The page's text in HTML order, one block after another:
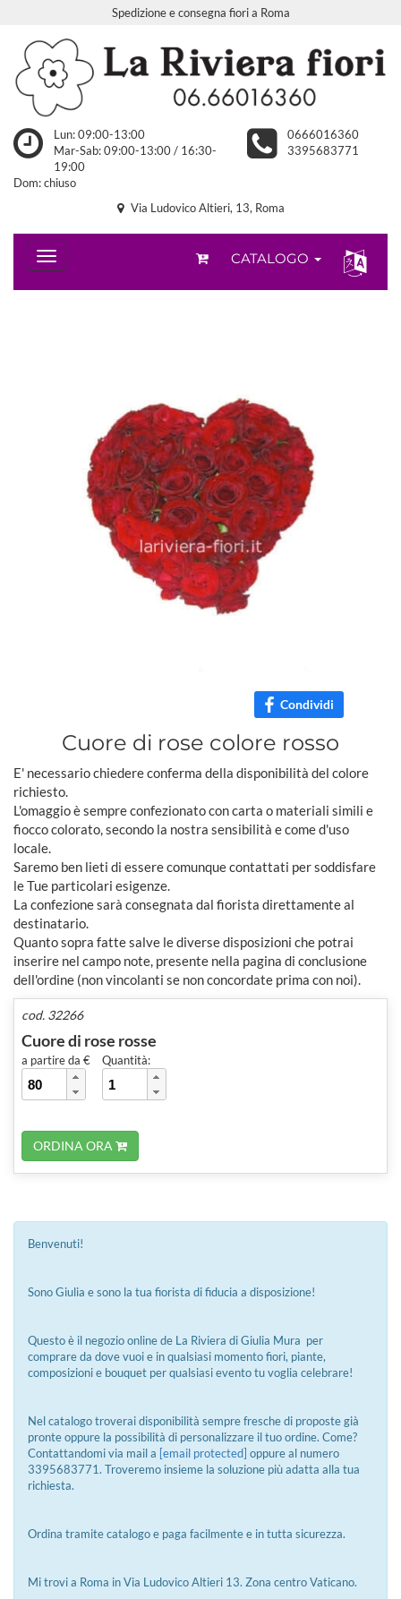
Spedizione e consegna fiori a Roma
Lun: 09:00-13:00
Mar-Sab: 09:00-13:00 / 16:30-
19:00
Dom: chiuso
0666016360
3395683771
Via Ludovico Altieri, 13, Roma
CATALOGO
Condividi
Cuore di rose colore rosso
E' necessario chiedere conferma della disponibilità del colore
richiesto.
L'omaggio è sempre confezionato con carta o materiali simili e
fiocco colorato, secondo la nostra sensibilità e come d'uso
locale.
Saremo ben lieti di essere comunque contattati per soddisfare
le Tue particolari esigenze.
La confezione sarà consegnata dal fiorista direttamente al
destinatario.
Quanto sopra fatte salve le diverse disposizioni che potrai
inserire nel campo note, presente nella pagina di conclusione
dell'ordine (non vincolanti se non concordate prima con noi).
cod. 32266
Cuore di rose rosse
a partire da € Quantità:
ORDINA ORA
Benvenuti!
Sono Giulia e sono la tua fiorista di fiducia a disposizione!
Questo è il negozio online de La Riviera di Giulia Mura per
comprare da dove vuoi e in qualsiasi momento fiori, piante,
composizioni e bouquet per qualsiasi evento tu voglia celebrare!
Nel catalogo troverai disponibilità sempre fresche di proposte già
pronte oppure la possibilità di personalizzare il tuo ordine. Come?
Contattandomi via mail a [email protected] oppure al numero
3395683771. Troveremo insieme la soluzione più adatta alla tua
richiesta.
Ordina tramite catalogo e paga facilmente e in tutta sicurezza.
Mi trovi a Roma in Via Ludovico Altieri 13. Zona centro Vaticano.